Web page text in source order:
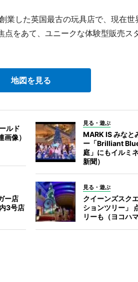
した英国最古の玩具店で、現在世
をあて、ユニークな体験型販売ス
地図を見る
ルド
像）
見る・遊ぶ
MARK IS みなと
ー「Brilliant
庭」にもイルミ
新聞）
ー店
3号店
見る・遊ぶ
クイーンズスク
ションツリー」
リーも（ヨコハ